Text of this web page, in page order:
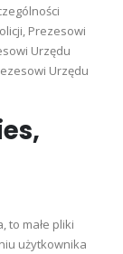
Prezesowi
Urzędu
Urzędu
to małe pliki
użytkownika